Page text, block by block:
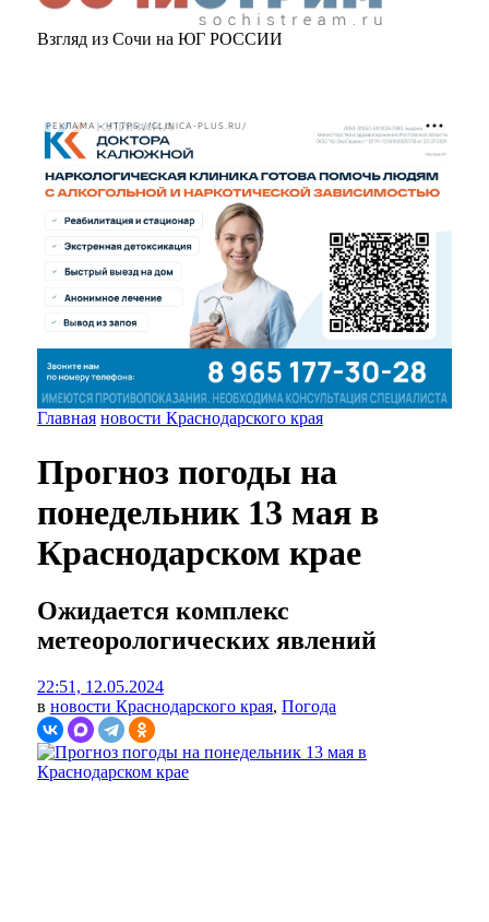
Взгляд из Сочи на ЮГ РОССИИ
РЕКЛАМА • HTTPS://CLINICA-PLUS.RU/
Главная новости Краснодарского края
Прогноз погоды на
понедельник 13 мая в
Краснодарском крае
Ожидается комплекс
метеорологических явлений
22:51, 12.05.2024
в новости Краснодарского края, Погода